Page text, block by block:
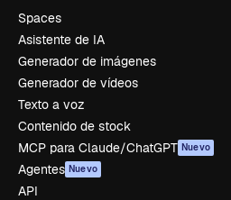
Spaces
Asistente de IA
Generador de imágenes
Generador de vídeos
Texto a voz
Contenido de stock
MCP para Claude/ChatGPT Nuevo
Agentes Nuevo
API